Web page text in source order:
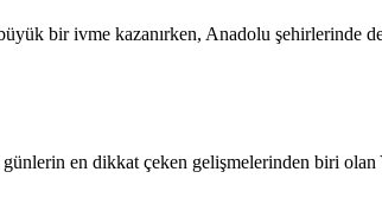
bir ivme kazanırken, Anadolu şehirlerinde
en dikkat çeken gelişmelerinden biri olan